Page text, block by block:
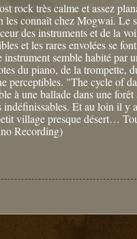
rock très calme et assez
les connaît chez Mogwai. Le
des instruments et de la
et les rares envolées se
instrument semble habité par
du piano, de la trompette,
perceptibles. "The cycle of
à une ballade dans une
indéfinissables. Et au loin il y
village presque désert…
Recording)